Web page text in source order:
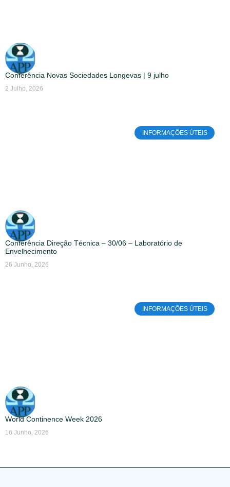
Conferência Novas Sociedades Longevas | 9 julho
2 Julho, 2026
INFORMAÇÕES ÚTEIS
Conferência Direção Técnica – 30/06 – Laboratório de
Envelhecimento
26 Junho, 2026
INFORMAÇÕES ÚTEIS
World Continence Week 2026
16 Junho, 2026